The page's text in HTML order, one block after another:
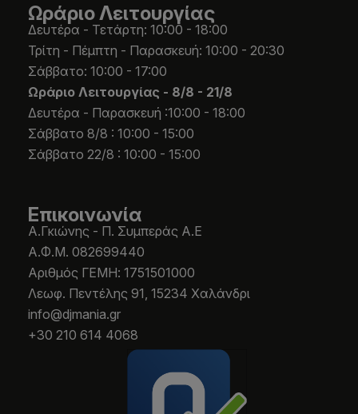
Ωράριο Λειτουργίας
Δευτέρα - Τετάρτη: 10:00 - 18:00
Τρίτη - Πέμπτη - Παρασκευή: 10:00 - 20:30
Σάββατο: 10:00 - 17:00
Ωράριο Λειτουργίας - 8/8 - 21/8
Δευτέρα - Παρασκευή :10:00 - 18:00
Σάββατο 8/8 : 10:00 - 15:00
Σάββατο 22/8 : 10:00 - 15:00
Επικοινωνία
Α.Γκιώνης - Π. Συμπεράς Α.Ε
Α.Φ.Μ. 082699440
Aριθμός ΓΕΜΗ: 1751501000
Λεωφ. Πεντέλης 91, 15234 Χαλάνδρι
info@djmania.gr
+30 210 614 4068